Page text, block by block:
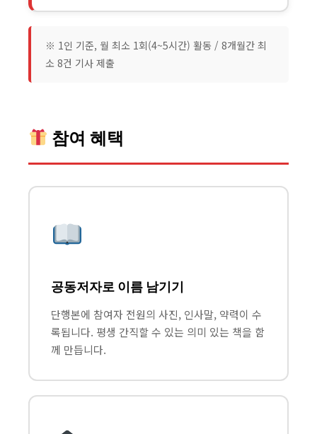
※ 1인 기준, 월 최소 1회(4~5시간) 활동 / 8개월간 최
소 8건 기사 제출
참여 혜택
공동저자로 이름 남기기
단행본에 참여자 전원의 사진, 인사말, 약력이 수
록됩니다. 평생 간직할 수 있는 의미 있는 책을 함
께 만듭니다.